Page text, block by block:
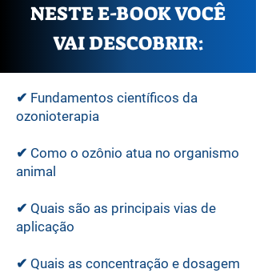
NESTE E-BOOK VOCÊ
VAI DESCOBRIR:
✔ Fundamentos científicos da
ozonioterapia
✔ Como o ozônio atua no organismo
animal
✔ Quais são as principais vias de
aplicação
✔ Quais as concentração e dosagem